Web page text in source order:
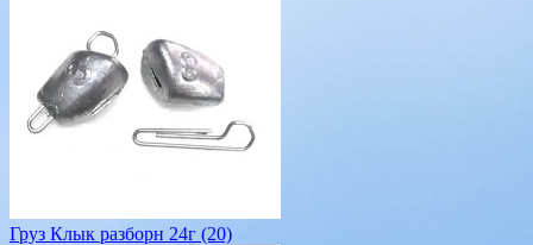
Груз Клык разборн 24г (20)